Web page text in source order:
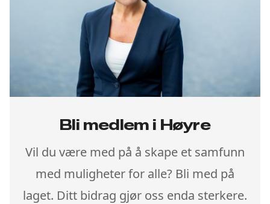
Bli medlem i Høyre
Vil du være med på å skape et samfunn
med muligheter for alle? Bli med på
laget. Ditt bidrag gjør oss enda sterkere.